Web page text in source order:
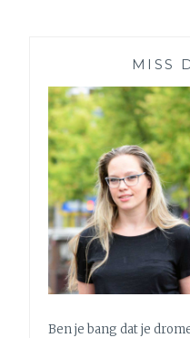
MISS
Ben je bang dat je